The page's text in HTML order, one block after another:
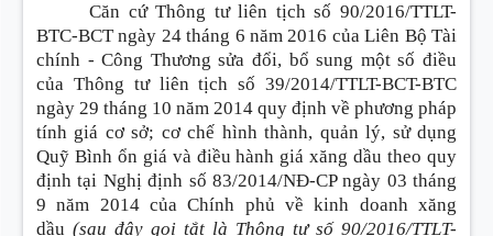
Căn cứ Thông tư liên tịch số 90/2016/TTLT-
BTC-BCT ngày 24 tháng 6 năm 2016 của Liên Bộ Tài
chính - Công Thương sửa đổi, bổ sung một số điều
của Thông tư liên tịch số 39/2014/TTLT-BCT-BTC
ngày 29 tháng 10 năm 2014 quy định về phương pháp
tính giá cơ sở; cơ chế hình thành, quản lý, sử dụng
Quỹ Bình ổn giá và điều hành giá xăng dầu theo quy
định tại Nghị định số 83/2014/NĐ-CP ngày 03 tháng
9 năm 2014 của Chính phủ về kinh doanh xăng
dầu (sau đây gọi tắt là Thông tư số 90/2016/TTLT-